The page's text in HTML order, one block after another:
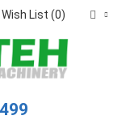
Wish List (0)